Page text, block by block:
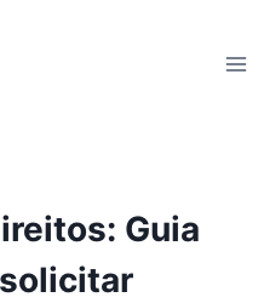
Guia